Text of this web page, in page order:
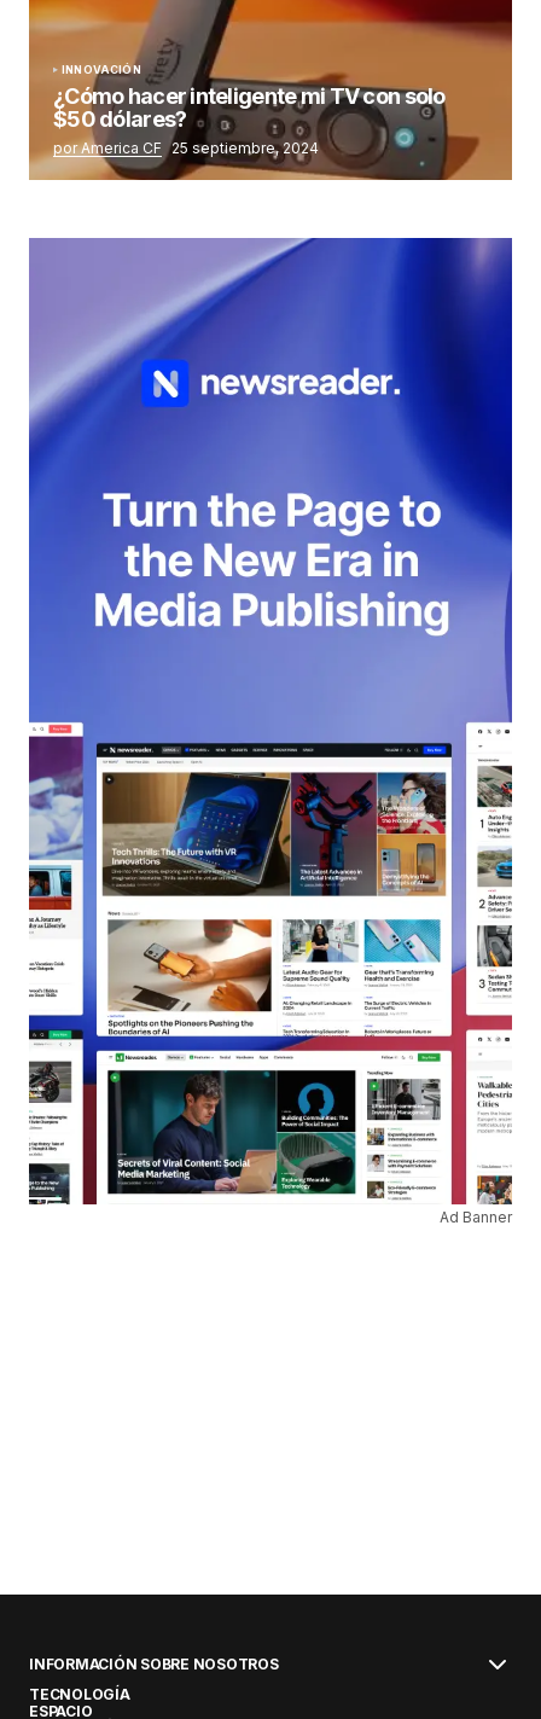
INNOVACIÓN
¿Cómo hacer inteligente mi TV con solo
$50 dólares?
por America CF 25 septiembre, 2024
Ad Banner
INFORMACIÓN SOBRE NOSOTROS
TECNOLOGÍA
ESPACIO